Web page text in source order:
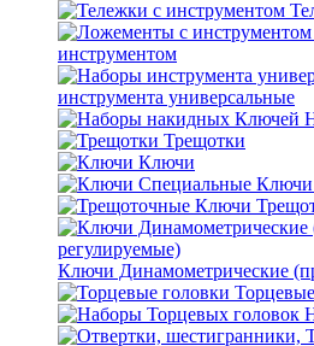
инструментом
инструмента универсальные
Трещотки
Ключи
Ключи
Ключи Динамометрические